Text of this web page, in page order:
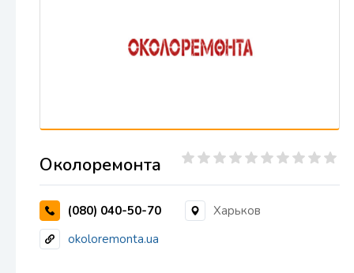
Околоремонта
(080) 040-50-70
Харьков
okoloremonta.ua